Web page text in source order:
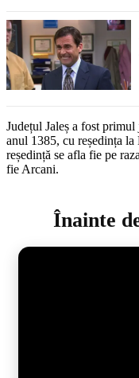
Județul Jaleș a fost
anul 1385, cu reședința la
reședință se afla fie pe
fie Arcani.
Înainte